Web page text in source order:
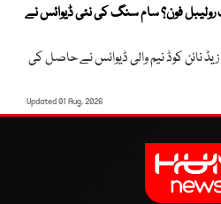
رولیبل فون؟ سام سنگ کی نئی ڈیوائس نے
نائن کوڈ نیم والی ڈیوائس نے حاصل کی
Updated 01 Aug, 2026